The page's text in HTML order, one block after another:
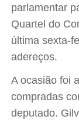
parlamentar
Quartel do
última sexta-
adereços.
A ocasião foi
compradas
deputado.